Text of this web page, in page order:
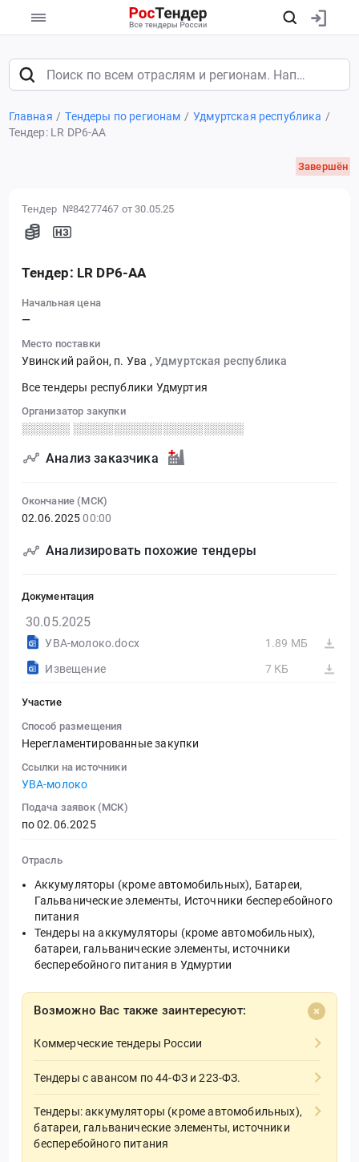
Главная Тендеры по регионам
Удмуртская республика
Тендер: LR DP6-AA
Завершён
Тендер №84277467 от 30.05.25
Тендер: LR DP6-AA
Начальная цена
—
Место поставки
Увинский район, п. Ува , Удмуртская республика
Все тендеры республики Удмуртия
Организатор закупки
░░░░░░ ░░░░░░░░░░░░░░░░░░░░░
Анализ заказчика
Окончание (МСК)
02.06.2025 00:00
Анализировать похожие тендеры
Документация
30.05.2025
УВА-молоко.docx
1.89 МБ
Извещение
7 КБ
Участие
Способ размещения
Нерегламентированные закупки
Ссылки на источники
УВА-молоко
Подача заявок (МСК)
по 02.06.2025
Отрасль
Аккумуляторы (кроме автомобильных), Батареи,
Гальванические элементы, Источники бесперебойного
питания
Тендеры на аккумуляторы (кроме автомобильных),
батареи, гальванические элементы, источники
бесперебойного питания в Удмуртии
Возможно Вас также заинтересуют:
Коммерческие тендеры России
Тендеры с авансом по 44-ФЗ и 223-ФЗ.
Тендеры: аккумуляторы (кроме автомобильных),
батареи, гальванические элементы, источники
бесперебойного питания